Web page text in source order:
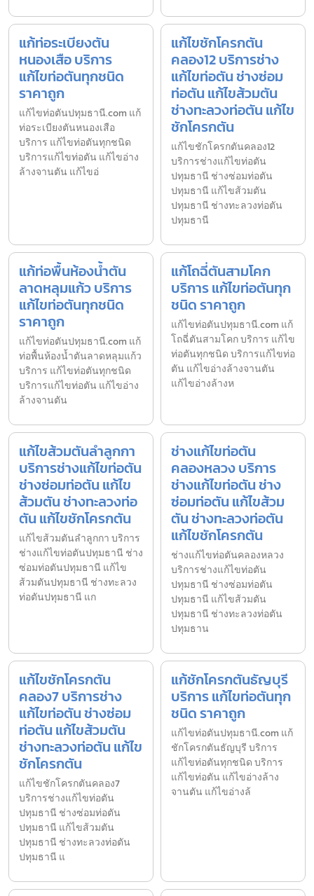
แก้ท่อระเบียงตัน
หนองเสือ บริการ
แก้ไขท่อตันทุกชนิด
ราคาถูก
แก้ไขท่อตันปทุมธานี.com แก้
ท่อระเบียงตันหนองเสือ
บริการ แก้ไขท่อตันทุกชนิด
บริการแก้ไขท่อตัน แก้ไขอ่าง
ล้างจานตัน แก้ไขอ่
แก้ไขชักโครกตัน
คลอง12 บริการช่าง
แก้ไขท่อตัน ช่างซ่อม
ท่อตัน แก้ไขส้วมตัน
ช่างทะลวงท่อตัน แก้ไข
ชักโครกตัน
แก้ไขชักโครกตันคลอง12
บริการช่างแก้ไขท่อตัน
ปทุมธานี ช่างซ่อมท่อตัน
ปทุมธานี แก้ไขส้วมตัน
ปทุมธานี ช่างทะลวงท่อตัน
ปทุมธานี
แก้ท่อพื้นห้องน้ำตัน
ลาดหลุมแก้ว บริการ
แก้ไขท่อตันทุกชนิด
ราคาถูก
แก้ไขท่อตันปทุมธานี.com แก้
ท่อพื้นห้องน้ำตันลาดหลุมแก้ว
บริการ แก้ไขท่อตันทุกชนิด
บริการแก้ไขท่อตัน แก้ไขอ่าง
ล้างจานตัน
แก้โถฉี่ตันสามโคก
บริการ แก้ไขท่อตันทุก
ชนิด ราคาถูก
แก้ไขท่อตันปทุมธานี.com แก้
โถฉี่ตันสามโคก บริการ แก้ไข
ท่อตันทุกชนิด บริการแก้ไขท่อ
ตัน แก้ไขอ่างล้างจานตัน
แก้ไขอ่างล้างห
แก้ไขส้วมตันลำลูกกา
บริการช่างแก้ไขท่อตัน
ช่างซ่อมท่อตัน แก้ไข
ส้วมตัน ช่างทะลวงท่อ
ตัน แก้ไขชักโครกตัน
แก้ไขส้วมตันลำลูกกา บริการ
ช่างแก้ไขท่อตันปทุมธานี ช่าง
ซ่อมท่อตันปทุมธานี แก้ไข
ส้วมตันปทุมธานี ช่างทะลวง
ท่อตันปทุมธานี แก
ช่างแก้ไขท่อตัน
คลองหลวง บริการ
ช่างแก้ไขท่อตัน ช่าง
ซ่อมท่อตัน แก้ไขส้วม
ตัน ช่างทะลวงท่อตัน
แก้ไขชักโครกตัน
ช่างแก้ไขท่อตันคลองหลวง
บริการช่างแก้ไขท่อตัน
ปทุมธานี ช่างซ่อมท่อตัน
ปทุมธานี แก้ไขส้วมตัน
ปทุมธานี ช่างทะลวงท่อตัน
ปทุมธาน
แก้ไขชักโครกตัน
คลอง7 บริการช่าง
แก้ไขท่อตัน ช่างซ่อม
ท่อตัน แก้ไขส้วมตัน
ช่างทะลวงท่อตัน แก้ไข
ชักโครกตัน
แก้ไขชักโครกตันคลอง7
บริการช่างแก้ไขท่อตัน
ปทุมธานี ช่างซ่อมท่อตัน
ปทุมธานี แก้ไขส้วมตัน
ปทุมธานี ช่างทะลวงท่อตัน
ปทุมธานี แ
แก้ชักโครกตันธัญบุรี
บริการ แก้ไขท่อตันทุก
ชนิด ราคาถูก
แก้ไขท่อตันปทุมธานี.com แก้
ชักโครกตันธัญบุรี บริการ
แก้ไขท่อตันทุกชนิด บริการ
แก้ไขท่อตัน แก้ไขอ่างล้าง
จานตัน แก้ไขอ่างล้